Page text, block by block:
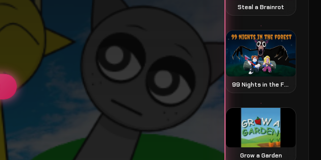
Steal a Brainrot
99 Nights in the Forest
Grow a Garden